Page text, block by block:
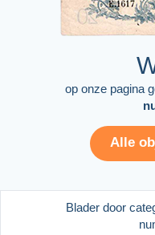
op onze pagina
Alle
Blader door